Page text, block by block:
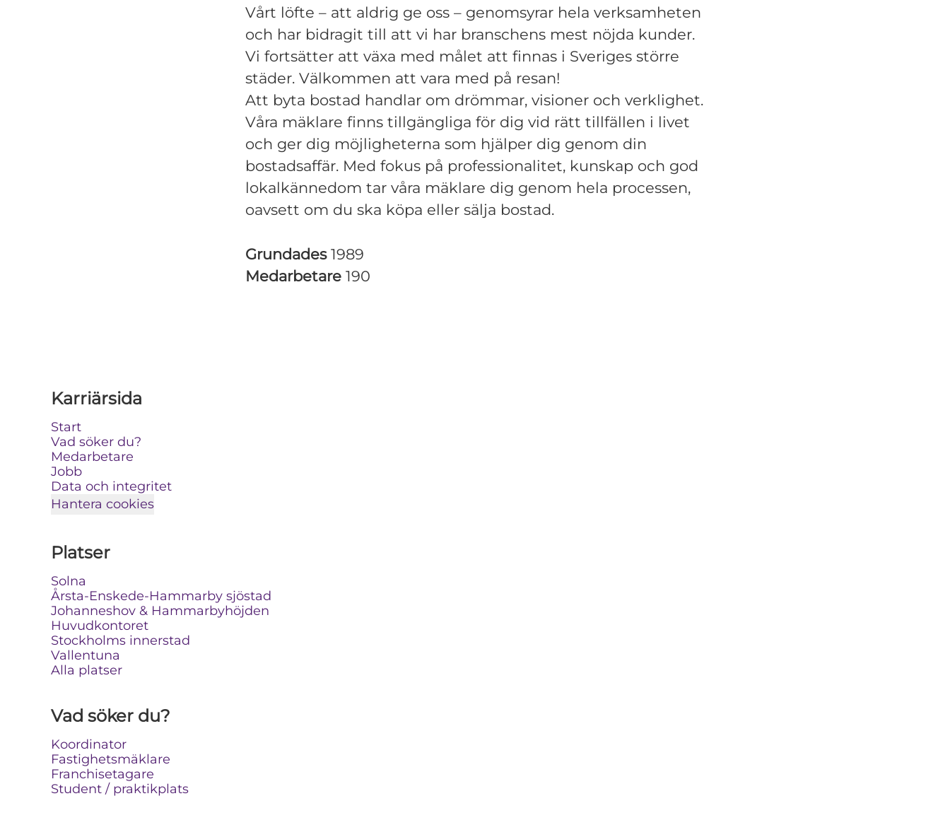
Vårt löfte – att aldrig ge oss – genomsyrar hela verksamheten
och har bidragit till att vi har branschens mest nöjda kunder.
Vi fortsätter att växa med målet att finnas i Sveriges större
städer. Välkommen att vara med på resan!
Att byta bostad handlar om drömmar, visioner och verklighet.
Våra mäklare finns tillgängliga för dig vid rätt tillfällen i livet
och ger dig möjligheterna som hjälper dig genom din
bostadsaffär. Med fokus på professionalitet, kunskap och god
lokalkännedom tar våra mäklare dig genom hela processen,
oavsett om du ska köpa eller sälja bostad.
Grundades 1989
Medarbetare 190
Karriärsida
Start
Vad söker du?
Medarbetare
Jobb
Data och integritet
Hantera cookies
Platser
Solna
Årsta-Enskede-Hammarby sjöstad
Johanneshov & Hammarbyhöjden
Huvudkontoret
Stockholms innerstad
Vallentuna
Alla platser
Vad söker du?
Koordinator
Fastighetsmäklare
Franchisetagare
Student / praktikplats